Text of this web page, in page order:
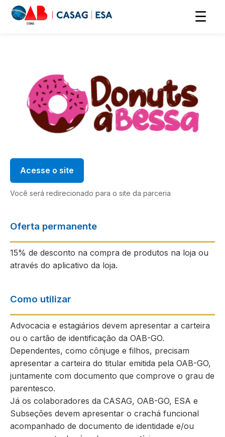
☰
Acesse o site
Você será redirecionado para o site da parceria
Oferta permanente
15% de desconto na compra de produtos na loja ou
através do aplicativo da loja.
Como utilizar
Advocacia e estagiários devem apresentar a carteira
ou o cartão de identificação da OAB-GO.
Dependentes, como cônjuge e filhos, precisam
apresentar a carteira do titular emitida pela OAB-GO,
juntamente com documento que comprove o grau de
parentesco.
Já os colaboradores da CASAG, OAB-GO, ESA e
Subseções devem apresentar o crachá funcional
acompanhado de documento de identidade e/ou